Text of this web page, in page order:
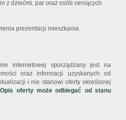
z dziećmi, par oraz osób ceniących
prezentacji mieszkania.
internetowej sporządzany jest na
oraz informacji uzyskanych od
i nie stanowi oferty określonej
Opis oferty może odbiegać od stanu